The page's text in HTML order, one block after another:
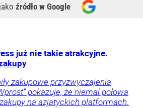
źródło w Google
już nie takie atrakcyjne.
zakupowe przyzwyczajenia
pokazuje, że niemal połowa
na azjatyckich platformach.